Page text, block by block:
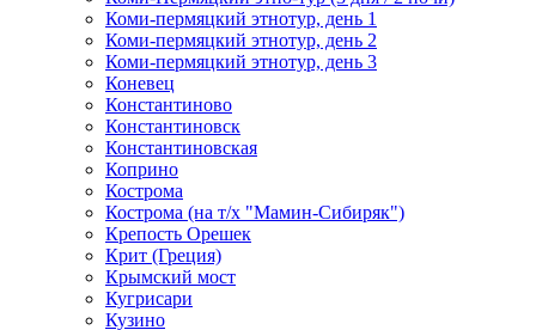
Коми-пермяцкий этнотур, день 1
Коми-пермяцкий этнотур, день 2
Коми-пермяцкий этнотур, день 3
Коневец
Константиново
Константиновск
Константиновская
Коприно
Кострома
Кострома (на т/х "Мамин-Сибиряк")
Крепость Орешек
Крит (Греция)
Крымский мост
Кугрисари
Кузино